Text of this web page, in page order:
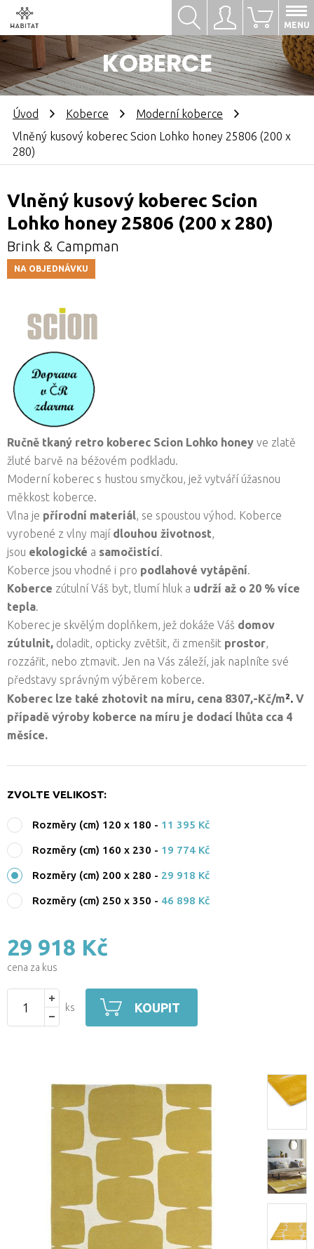
Přihlásit se
KOBERCE
0
MENU
Hledat
Úvod Koberce
Moderní koberce
Vlněný kusový koberec Scion Lohko honey 25806 (200 x
280)
Vlněný kusový koberec Scion
Lohko honey 25806 (200 x 280)
Brink & Campman
NA OBJEDNÁVKU
Ručně tkaný retro koberec Scion Lohko honey ve zlatě
žluté barvě na béžovém podkladu.
Moderní koberec s hustou smyčkou, jež vytváří úžasnou
měkkost koberce.
Vlna je přírodní materiál, se spoustou výhod. Koberce
vyrobené z vlny mají dlouhou životnost,
jsou ekologické a samočistící.
Koberce jsou vhodné i pro podlahové vytápění.
Koberce zútulní Váš byt, tlumí hluk a udrží až o 20 % více
tepla.
Koberec je skvělým doplňkem, jež dokáže Váš domov
zútulnit, doladit, opticky zvětšit, či zmenšit prostor,
rozzářit, nebo ztmavit. Jen na Vás záleží, jak naplníte své
představy správným výběrem koberce.
Koberec lze také zhotovit na míru, cena 8307,-Kč/m². V
případě výroby koberce na míru je dodací lhůta cca 4
měsíce.
ZVOLTE VELIKOST:
Rozměry (cm) 120 x 180 - 11 395 Kč
Rozměry (cm) 160 x 230 - 19 774 Kč
Rozměry (cm) 200 x 280 - 29 918 Kč
Rozměry (cm) 250 x 350 - 46 898 Kč
29 918 Kč
cena za kus
ks KOUPIT